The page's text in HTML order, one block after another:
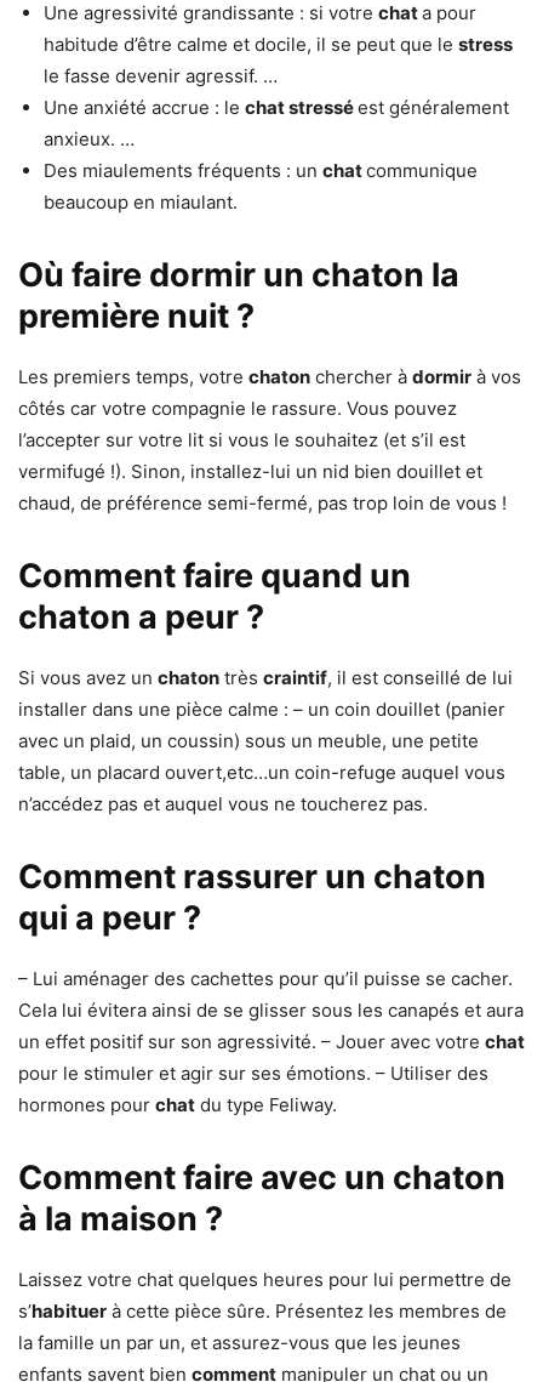
Une agressivité grandissante : si votre chata pour
habitude d’être calme et docile, il se peut que le stress
le fasse devenir agressif. …
Une anxiété accrue : le chat stresséest généralement
anxieux. …
Des miaulements fréquents : un chatcommunique
beaucoup en miaulant.
Où faire dormir un chaton la
première nuit ?
Les premiers temps, votre chaton chercher à dormir à vos
côtés car votre compagnie le rassure. Vous pouvez
l’accepter sur votre lit si vous le souhaitez (et s’il est
vermifugé !). Sinon, installez-lui un nid bien douillet et
chaud, de préférence semi-fermé, pas trop loin de vous !
Comment faire quand un
chaton a peur ?
Si vous avez un chaton très craintif, il est conseillé de lui
installer dans une pièce calme : – un coin douillet (panier
avec un plaid, un coussin) sous un meuble, une petite
table, un placard ouvert,etc…un coin-refuge auquel vous
n’accédez pas et auquel vous ne toucherez pas.
Comment rassurer un chaton
qui a peur ?
– Lui aménager des cachettes pour qu’il puisse se cacher.
Cela lui évitera ainsi de se glisser sous les canapés et aura
un effet positif sur son agressivité. – Jouer avec votre chat
pour le stimuler et agir sur ses émotions. – Utiliser des
hormones pour chat du type Feliway.
Comment faire avec un chaton
à la maison ?
Laissez votre chat quelques heures pour lui permettre de
s’habituer à cette pièce sûre. Présentez les membres de
la famille un par un, et assurez-vous que les jeunes
enfants savent bien comment manipuler un chat ou un